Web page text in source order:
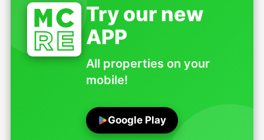
Try our new
APP
All properties on your
mobile!
Google Play